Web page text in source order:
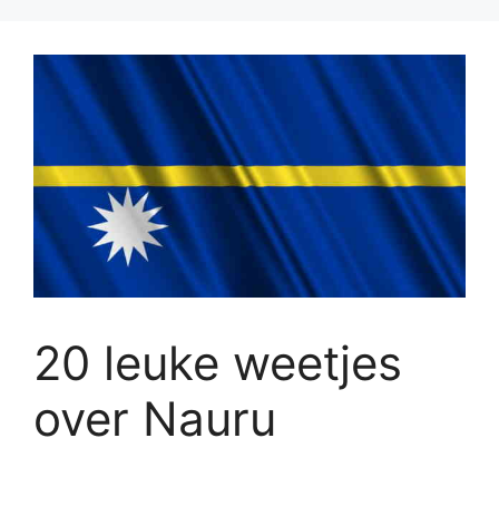
20 leuke weetjes
over Nauru